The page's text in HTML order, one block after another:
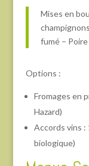
Mises en
fumé –
Options :
Fromages en
Hazard)
Accords vins :
biologique)